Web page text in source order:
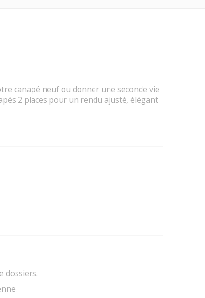
canapé neuf ou donner une seconde vie
2 places pour un rendu ajusté, élégant
dossiers.